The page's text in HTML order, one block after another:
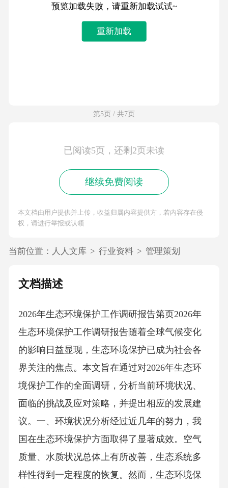
预览加载失败，请重新加载试试~
重新加载
第5页 / 共7页
已阅读5页，还剩2页未读
继续免费阅读
本文档由用户提供并上传，收益归属内容提供方，若内容存在侵
权，请进行举报或认领
当前位置： 人人文库 > 行业资料 > 管理策划
文档描述
2026年生态环境保护工作调研报告第页2026年
生态环境保护工作调研报告随着全球气候变化
的影响日益显现，生态环境保护已成为社会各
界关注的焦点。本文旨在通过对2026年生态环
境保护工作的全面调研，分析当前环境状况、
面临的挑战及应对策略，并提出相应的发展建
议。一、环境状况分析经过近几年的努力，我
国在生态环境保护方面取得了显著成效。空气
质量、水质状况总体上有所改善，生态系统多
样性得到一定程度的恢复。然而，生态环境保